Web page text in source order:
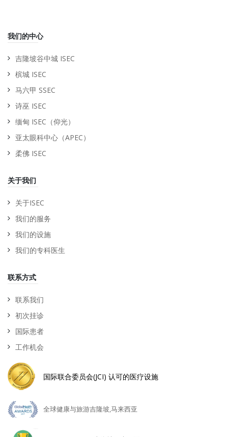
我们的中心
吉隆坡谷中城 ISEC
槟城 ISEC
马六甲 SSEC
诗巫 ISEC
缅甸 ISEC（仰光）
亚太眼科中心（APEC）
柔佛 ISEC
关于我们
关于ISEC
我们的服务
我们的设施
我们的专科医生
联系方式
联系我们
初次挂诊
国际患者
工作机会
国际联合委员会(JCI) 认可的医疗设施
全球健康与旅游吉隆坡,马来西亚